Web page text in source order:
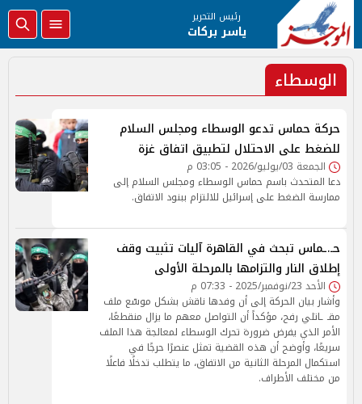
رئيس التحرير
ياسر بركات
الوسطاء
حركة حماس تدعو الوسطاء ومجلس السلام
للضغط على الاحتلال لتطبيق اتفاق غزة
الجمعة 03/يوليو/2026 - 03:05 م
دعا المتحدث باسم حماس الوسطاء ومجلس السلام إلى
ممارسة الضغط على إسرائيل للالتزام ببنود الاتفاق.
حـ.ـماس تبحث في القاهرة آليات تثبيت وقف
إطلاق النار والتزامها بالمرحلة الأولى
الأحد 23/نوفمبر/2025 - 07:33 م
وأشار بيان الحركة إلى أن وفدها ناقش بشكل موسّع ملف
مقـ ـاتلي رفح، مؤكداً أن التواصل معهم ما يزال منقطعًا،
الأمر الذي يفرض ضرورة تحرك الوسطاء لمعالجة هذا الملف
سريعًا، وأوضح أن هذه القضية تمثل عنصرًا حرجًا في
استكمال المرحلة الثانية من الاتفاق، ما يتطلب تدخلًا فاعلًا
من مختلف الأطراف.